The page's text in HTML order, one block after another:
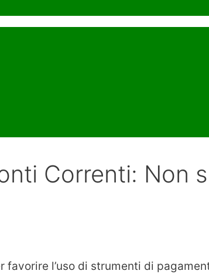
Correnti: Non
favorire l’uso di strumenti di